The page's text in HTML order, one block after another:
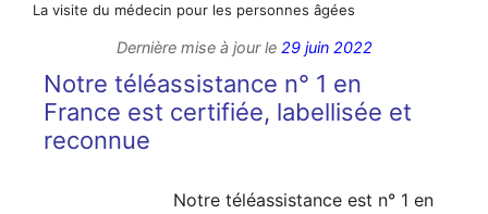
La visite du médecin pour les personnes âgées
Dernière mise à jour le 29 juin 2022
Notre téléassistance n° 1 en
France est certifiée, labellisée et
reconnue
Notre téléassistance est n° 1 en